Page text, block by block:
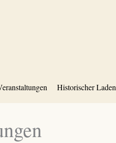
Historischer Laden